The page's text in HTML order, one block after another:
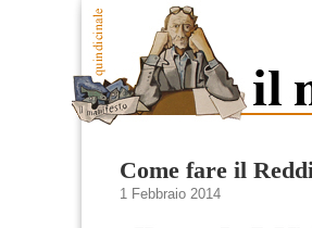
Come fare il
1 Febbraio 2014